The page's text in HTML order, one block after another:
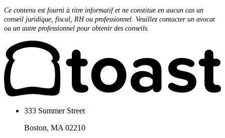
Ce contenu est fourni à titre informatif et ne constitue en aucun cas un
conseil juridique, fiscal, RH ou professionnel. Veuillez contacter un avocat
ou un autre professionnel pour obtenir des conseils.
333 Summer Street
Boston, MA 02210